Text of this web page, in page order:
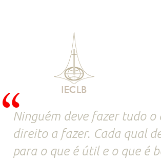
Ninguém deve fazer tudo o
direito a fazer. Cada qual
para o que é útil e o que é